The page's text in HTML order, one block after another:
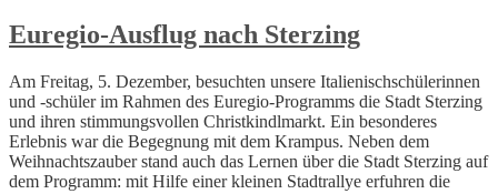
Euregio-Ausflug nach Sterzing
Am Freitag, 5. Dezember, besuchten unsere Italienischschülerinnen
und -schüler im Rahmen des Euregio-Programms die Stadt Sterzing
und ihren stimmungsvollen Christkindlmarkt. Ein besonderes
Erlebnis war die Begegnung mit dem Krampus. Neben dem
Weihnachtszauber stand auch das Lernen über die Stadt Sterzing auf
dem Programm: mit Hilfe einer kleinen Stadtrallye erfuhren die